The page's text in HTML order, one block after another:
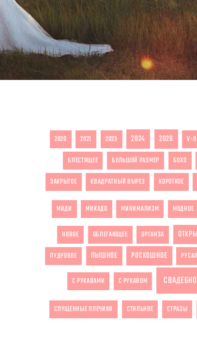
2020 2021 2023 2024 2026 V-
БЛЕСТЯЩЕЕ БОЛЬШОЙ РАЗМЕР БОХО
ЗАКРЫТОЕ КВАДРАТНЫЙ ВЫРЕЗ КОРОТКОЕ
МИДИ МИКАДО МИНИМАЛИЗМ МОДНОЕ
НОВОЕ ОБЛЕГАЮЩЕЕ ОРГАНЗА
ПУДРОВОЕ ПЫШНОЕ РОСКОШНОЕ
С РУКАВАМИ С РУКАВОМ
СПУЩЕННЫЕ ПЛЕЧИКИ СТИЛЬНОЕ СТРАЗЫ